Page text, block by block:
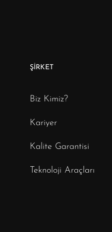
ŞİRKET
Biz Kimiz?
Kariyer
Kalite Garantisi
Teknoloji Araçları